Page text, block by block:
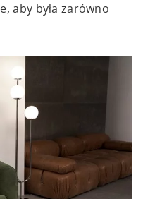
aby była zarówno